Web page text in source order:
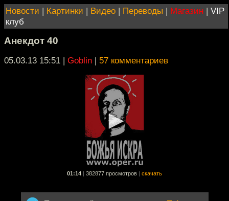
Новости | Картинки | Видео | Переводы | Магазин | VIP
клуб
Анекдот 40
05.03.13 15:51 | Goblin | 57 комментариев
01:14 382877 просмотров скачать